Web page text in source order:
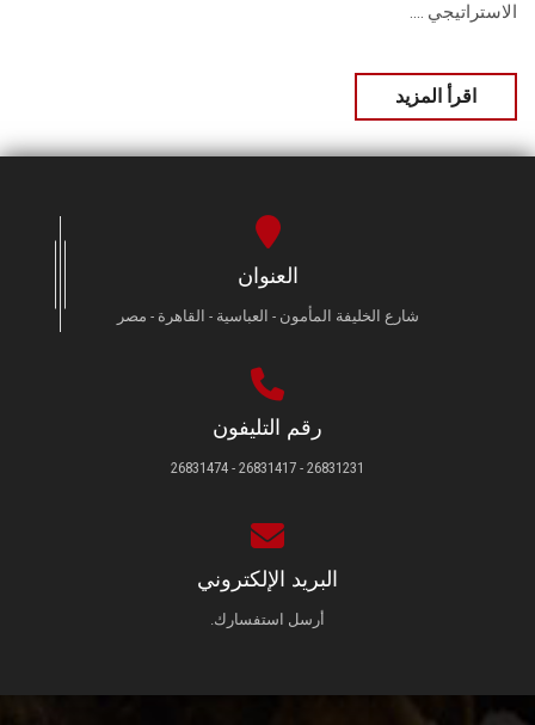
الاستراتيجي ....
اقرأ المزيد
العنوان
شارع الخليفة المأمون - العباسية - القاهرة - مصر
رقم التليفون
26831231 - 26831417 - 26831474
البريد الإلكتروني
أرسل استفسارك.